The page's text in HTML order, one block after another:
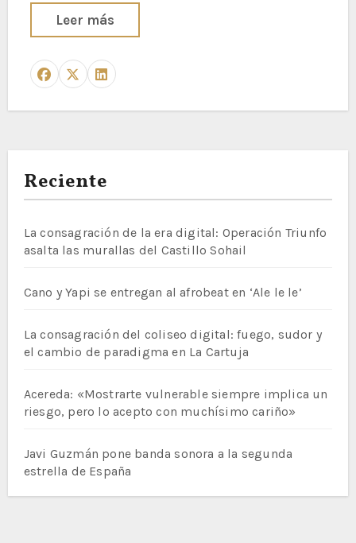
Leer más
Reciente
La consagración de la era digital: Operación Triunfo
asalta las murallas del Castillo Sohail
Cano y Yapi se entregan al afrobeat en ‘Ale le le’
La consagración del coliseo digital: fuego, sudor y
el cambio de paradigma en La Cartuja
Acereda: «Mostrarte vulnerable siempre implica un
riesgo, pero lo acepto con muchísimo cariño»
Javi Guzmán pone banda sonora a la segunda
estrella de España